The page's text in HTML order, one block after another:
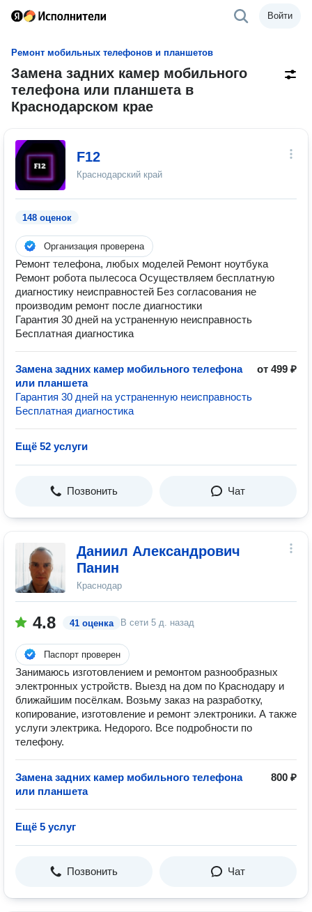
Войти
Ремонт мобильных телефонов и планшетов
Замена задних камер мобильного
телефона или планшета в
Краснодарском крае
F12
Краснодарский край
148 оценок
Организация проверена
Ремонт телефона, любых моделей Ремонт ноутбука
Ремонт робота пылесоса Осуществляем бесплатную
диагностику неисправностей Без согласования не
производим ремонт после диагностики
Гарантия 30 дней на устраненную неисправность
Бесплатная диагностика
Замена задних камер мобильного телефона
или планшета
от 499 ₽
Гарантия 30 дней на устраненную неисправность
Бесплатная диагностика
Ещё 52 услуги
Позвонить Чат
Даниил Александрович
Панин
Краснодар
4.8 41 оценка В сети 5 д. назад
Паспорт проверен
Занимаюсь изготовлением и ремонтом разнообразных
электронных устройств. Выезд на дом по Краснодару и
ближайшим посёлкам. Возьму заказ на разработку,
копирование, изготовление и ремонт электроники. А также
услуги электрика. Недорого. Все подробности по
телефону.
Замена задних камер мобильного телефона
или планшета
800 ₽
Ещё 5 услуг
Позвонить Чат